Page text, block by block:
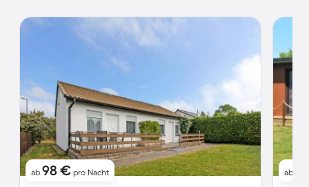
ab 98 € pro Nacht ab